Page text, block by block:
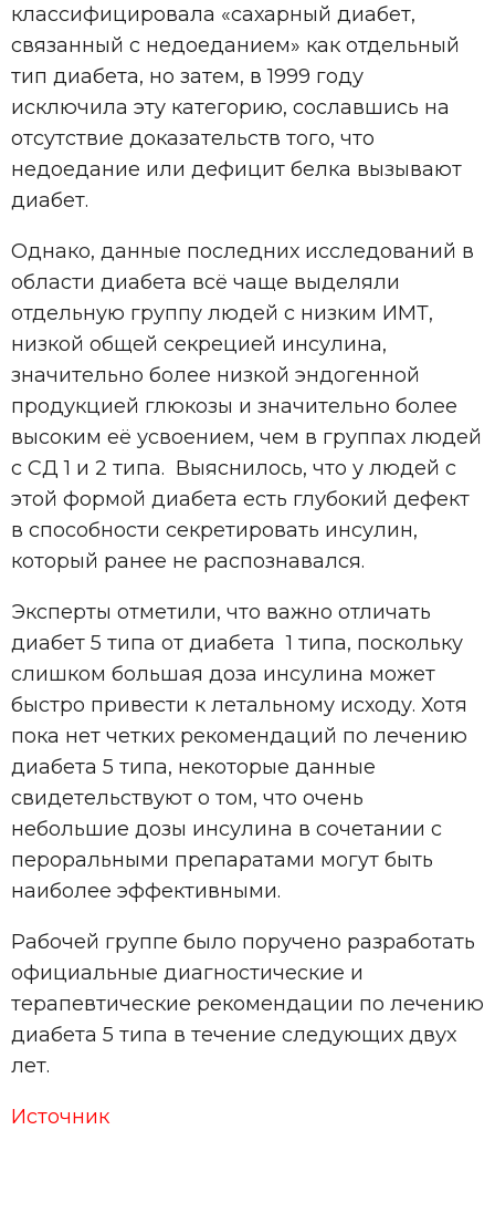
классифицировала «сахарный диабет,
связанный с недоеданием» как отдельный
тип диабета, но затем, в 1999 году
исключила эту категорию, сославшись на
отсутствие доказательств того, что
недоедание или дефицит белка вызывают
диабет.
Однако, данные последних исследований в
области диабета всё чаще выделяли
отдельную группу людей с низким ИМТ,
низкой общей секрецией инсулина,
значительно более низкой эндогенной
продукцией глюкозы и значительно более
высоким её усвоением, чем в группах людей
с СД 1 и 2 типа. Выяснилось, что у людей с
этой формой диабета есть глубокий дефект
в способности секретировать инсулин,
который ранее не распознавался.
Эксперты отметили, что важно отличать
диабет 5 типа от диабета 1 типа, поскольку
слишком большая доза инсулина может
быстро привести к летальному исходу. Хотя
пока нет четких рекомендаций по лечению
диабета 5 типа, некоторые данные
свидетельствуют о том, что очень
небольшие дозы инсулина в сочетании с
пероральными препаратами могут быть
наиболее эффективными.
Рабочей группе было поручено разработать
официальные диагностические и
терапевтические рекомендации по лечению
диабета 5 типа в течение следующих двух
лет.
Источник